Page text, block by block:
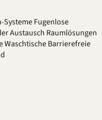
SystemeFugenlose
Austausch Raumlösungen
WaschtischeBarrierefreie